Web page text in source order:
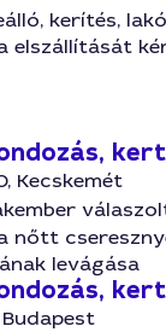
kerítés,
elszállítását
Kecskemét
nőtt
levágása
Budapest